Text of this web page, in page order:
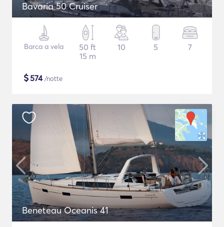
Bavaria 50 Cruiser
Barca a vela
50 ft
15 m
10 5 7
$574/notte
Beneteau Oceanis 41